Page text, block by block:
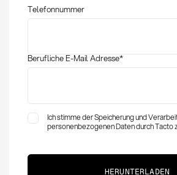
Telefonnummer
Berufliche E-Mail Adresse*
Ich stimme der Speicherung und
personenbezogenen Daten durch Tacto